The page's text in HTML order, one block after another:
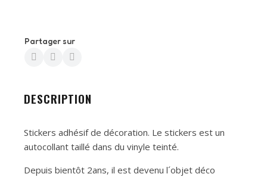
Partager sur
DESCRIPTION
Stickers adhésif de décoration. Le stickers est un
autocollant taillé dans du vinyle teinté.
Depuis bientôt 2ans, il est devenu l´objet déco